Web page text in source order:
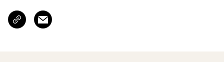
Link
kopieren/teilen
Email